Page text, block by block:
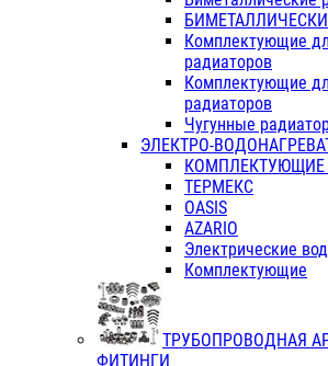
Комплектующие
радиаторов
Комплектующие
радиаторов
Чугунные
ЭЛЕКТРО-
КОМПЛЕКТУЮЩИЕ
ТЕРМЕКС
OASIS
AZARIO
Электрические
Комплектующие
ТРУБОПРОВОДНАЯ
ФИТИНГИ